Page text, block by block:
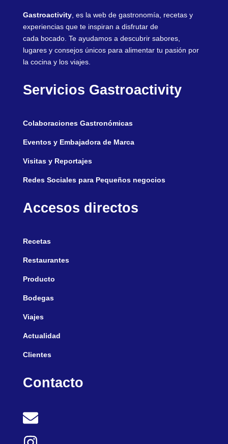
Gastroactivity, es la web de gastronomía, recetas y
experiencias que te inspiran a disfrutar de
cada bocado. Te ayudamos a descubrir sabores,
lugares y consejos únicos para alimentar tu pasión por
la cocina y los viajes.
Servicios Gastroactivity
Colaboraciones Gastronómicas
Eventos y Embajadora de Marca
Visitas y Reportajes
Redes Sociales para Pequeños negocios
Accesos directos
Recetas
Restaurantes
Producto
Bodegas
Viajes
Actualidad
Clientes
Contacto